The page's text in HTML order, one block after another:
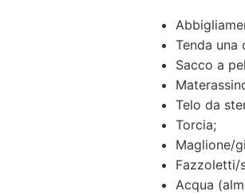
Tenda una
Sacco a
Telo da
Torcia;
Maglione/
Fazzoletti/
Acqua